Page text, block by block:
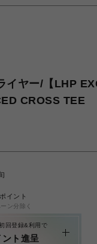
イヤー/【LHP
CROSS TEE
ポイント
ン分除く
回登録&利用で
ト進呈